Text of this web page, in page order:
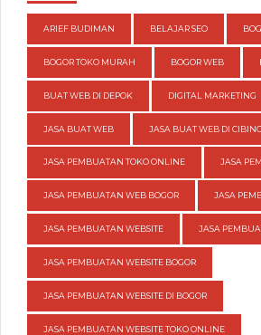
ARIEF BUDIMAN BELAJAR SEO
BOGOR TOKO MURAH BOGOR WEB
BUAT WEB DI DEPOK DIGITAL MARKETING
JASA BUAT WEB JASA BUAT WEB DI
JASA PEMBUATAN TOKO ONLINE JASA
JASA PEMBUATAN WEB BOGOR JASA
JASA PEMBUATAN WEBSITE JASA
JASA PEMBUATAN WEBSITE BOGOR
JASA PEMBUATAN WEBSITE DI BOGOR
JASA PEMBUATAN WEBSITE TOKO ONLINE